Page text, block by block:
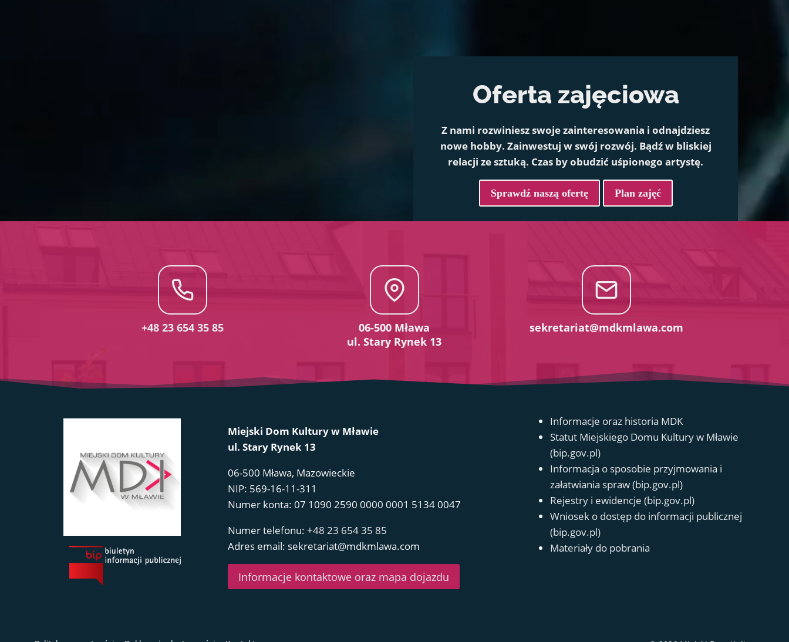
Oferta zajęciowa
Z nami rozwiniesz swoje zainteresowania i odnajdziesz
nowe hobby. Zainwestuj w swój rozwój. Bądź w bliskiej
relacji ze sztuką. Czas by obudzić uśpionego artystę.
Sprawdź naszą ofertę Plan zajęć
+48 23 654 35 85
06-500 Mława
ul. Stary Rynek 13
sekretariat@mdkmlawa.com
Miejski Dom Kultury w Mławie
ul. Stary Rynek 13
06-500 Mława, Mazowieckie
NIP: 569-16-11-311
Numer konta: 07 1090 2590 0000 0001 5134 0047
Numer telefonu:+48 23 654 35 85
Adres email: sekretariat@mdkmlawa.com
Informacje kontaktowe oraz mapa dojazdu
Informacje oraz historia MDK
Statut Miejskiego Domu Kultury w Mławie
(bip.gov.pl)
Informacja o sposobie przyjmowania i
załatwiania spraw (bip.gov.pl)
Rejestry i ewidencje (bip.gov.pl)
Wniosek o dostęp do informacji publicznej
(bip.gov.pl)
Materiały do pobrania